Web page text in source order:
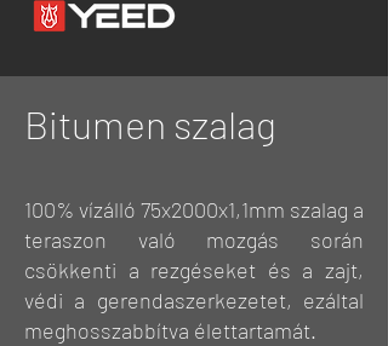
Bitumen szalag
100% vízálló 75x2000x1,1mm szalag a
teraszon való mozgás során
csökkenti a rezgéseket és a zajt,
védi a gerendaszerkezetet, ezáltal
meghosszabbítva élettartamát.